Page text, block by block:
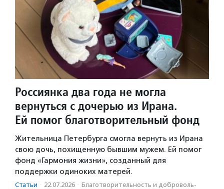
Россиянка два года не могла
вернуться с дочерью из Ирана.
Ей помог благотворительный фонд
Жительница Петербурга смогла вернуть из Ирана
свою дочь, похищенную бывшим мужем. Ей помог
фонд «Гармония жизни», созданный для
поддержки одиноких матерей.
Статьи · 22.07.2026 · Благотвори­тель­ность и доброволь­